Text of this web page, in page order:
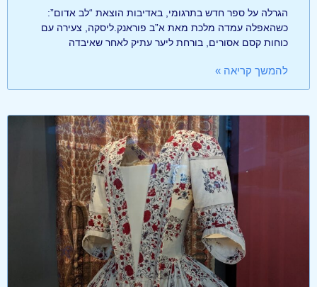
הגרלה על ספר חדש בתרגומי, באדיבות הוצאת “לב אדום”:
כשהאפלה עמדה מלכת מאת א”ב פוראנק.ליסקה, צעירה עם
כוחות קסם אסורים, בורחת ליער עתיק לאחר שאיבדה
להמשך קריאה »